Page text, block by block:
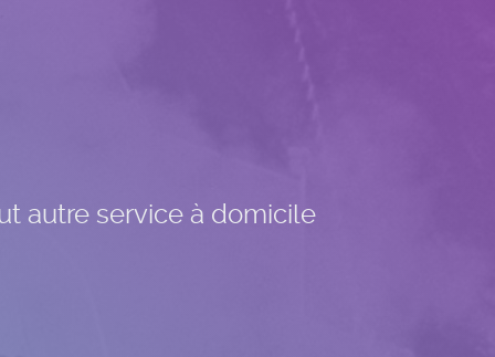
autre service à domicile